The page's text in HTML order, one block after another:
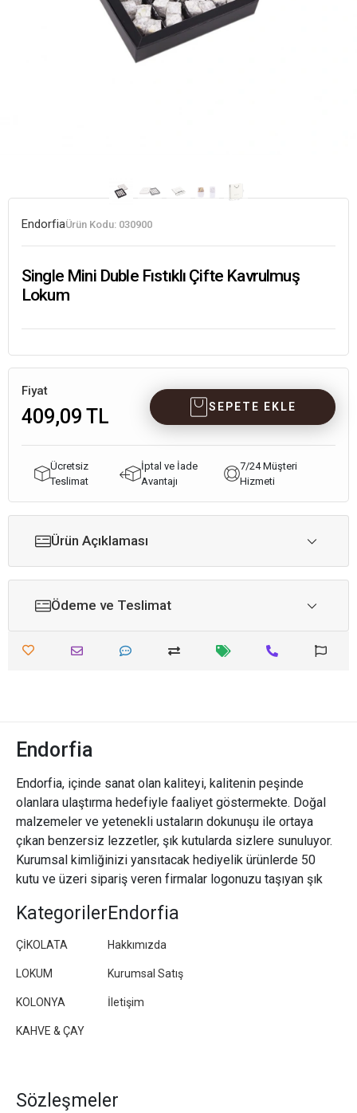
EndorfiaÜrün Kodu: 030900
Single Mini Duble Fıstıklı Çifte Kavrulmuş
Lokum
Fiyat
409,09 TL SEPETE EKLE
Ücretsiz
Teslimat
İptal ve İade
Avantajı
7/24 Müşteri
Hizmeti
Ürün Açıklaması
Ödeme ve Teslimat
Endorfia
Endorfia, içinde sanat olan kaliteyi, kalitenin peşinde
olanlara ulaştırma hedefiyle faaliyet göstermekte. Doğal
malzemeler ve yetenekli ustaların dokunuşu ile ortaya
çıkan benzersiz lezzetler, şık kutularda sizlere sunuluyor.
Kurumsal kimliğinizi yansıtacak hediyelik ürünlerde 50
kutu ve üzeri sipariş veren firmalar logonuzu taşıyan şık
Kategoriler
ÇİKOLATA
LOKUM
KOLONYA
KAHVE & ÇAY
Endorfia
Hakkımızda
Kurumsal Satış
İletişim
Sözleşmeler